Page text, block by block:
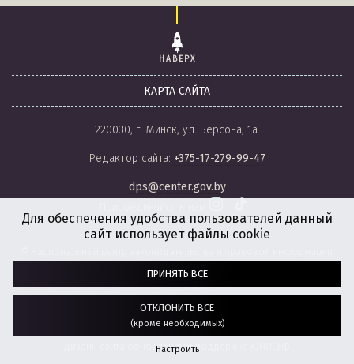
НАВЕРХ
КАРТА САЙТА
220030, г. Минск, ул. Берсона, 1а.
Редактор сайта: +375-17-279-99-47
dps@center.gov.by
Республики Беларусь, 2008-2026.
Разработка сайта: агентство
“ГЕНШТАБ”
Дизайн сайта обновлен при поддержке ЮНИСЕФ.
Для обеспечения удобства пользователей данный
сайт использует файлы cookie
ПРИНЯТЬ ВСЕ
ОТКЛОНИТЬ ВСЕ
(кроме необходимых)
Настроить